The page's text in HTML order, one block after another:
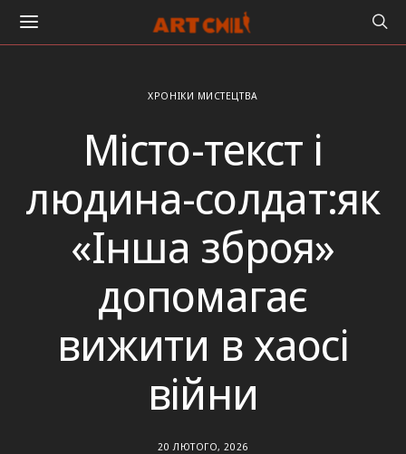
ХРОНІКИ МИСТЕЦТВА
Місто-текст і
людина-солдат:як
«Інша зброя»
допомагає
вижити в хаосі
війни
20 ЛЮТОГО, 2026